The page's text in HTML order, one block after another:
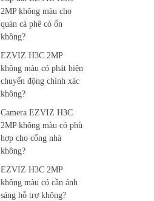
2MP không màu cho
quán cà phê có ổn
không?
EZVIZ H3C 2MP
không màu có phát hiện
chuyển động chính xác
không?
Camera EZVIZ H3C
2MP không màu có phù
hợp cho cổng nhà
không?
EZVIZ H3C 2MP
không màu có cần ánh
sáng hỗ trợ không?